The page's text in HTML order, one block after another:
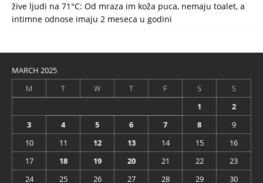
žive ljudi na 71°C: Od mraza im koža puca, nemaju toalet, a
intimne odnose imaju 2 meseca u godini
MARCH 2025
M
T W T F S
S
1
2
3
4 5 6 7 8
9
10
11 12 13 14 15
16
17
18 19 20 21 22
23
24
25 26 27 28 29 30